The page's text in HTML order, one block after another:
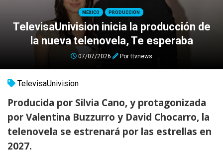
MÉXICO PRODUCCIÓN
TelevisaUnivision inicia la producción de
la nueva telenovela, Te esperaba
07/07/2026 Porttvnews
TelevisaUnivision
Producida por Silvia Cano, y protagonizada
por Valentina Buzzurro y David Chocarro, la
telenovela se estrenará por las estrellas en
2027.